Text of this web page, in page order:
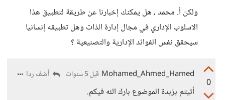
ولكن أ. محمد ، هل يمكنك إخبارنا عن طريقة لتطبيق هذا
الاسلوب الإداري في مجال إدارة الذات وهل تطبيقه إنسانيا
سيحقق نفس الفوائد الإدارية والتصنيعية ؟
0
Mohamed_Ahmed_Hamed قبل 5 سنوات أضف ردا
أتيتم بزبدة الموضوع بارك الله فيكم.